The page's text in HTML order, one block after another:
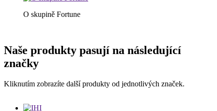
O skupině Fortune
Naše produkty pasují na následující
značky
Kliknutím zobrazíte další produkty od jednotlivých značek.